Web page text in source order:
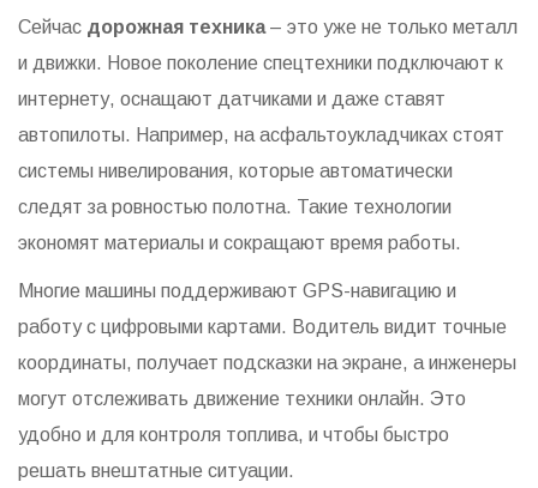
Сейчас дорожная техника– это уже не только металл
и движки. Новое поколение спецтехники подключают к
интернету, оснащают датчиками и даже ставят
автопилоты. Например, на асфальтоукладчиках стоят
системы нивелирования, которые автоматически
следят за ровностью полотна. Такие технологии
экономят материалы и сокращают время работы.
Многие машины поддерживают GPS-навигацию и
работу с цифровыми картами. Водитель видит точные
координаты, получает подсказки на экране, а инженеры
могут отслеживать движение техники онлайн. Это
удобно и для контроля топлива, и чтобы быстро
решать внештатные ситуации.